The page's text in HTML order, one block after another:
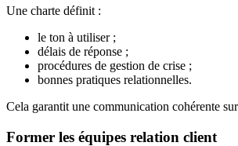
Une charte définit :
le ton à utiliser ;
délais de réponse ;
procédures de gestion de crise ;
bonnes pratiques relationnelles.
Cela garantit une communication cohérente
Former les équipes relation client